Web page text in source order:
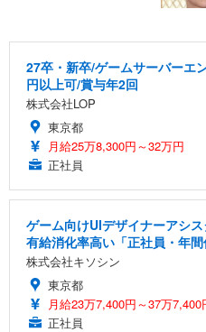
27卒・新卒/ゲームサーバーエ
円以上可/賞与年2回
株式会社LOP
東京都
月給25万8,300円～32万円
正社員
ゲーム向けUIデザイナーアシ
有給消化率高い「正社員・年
株式会社キソシン
東京都
月給23万7,400円～37万7,400
正社員